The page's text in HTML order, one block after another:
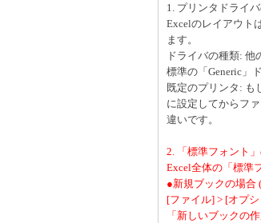
1. プリンタドライ
Excelのレイアウト
ます。
ドライバの種類:
標準の「Generic」
既定のプリンタ: も
に設定してからフ
違いです。
2. 「標準フォント
Excel全体の「標準
●新規ブックの場合
[ファイル] > [オプシ
「新しいブックの